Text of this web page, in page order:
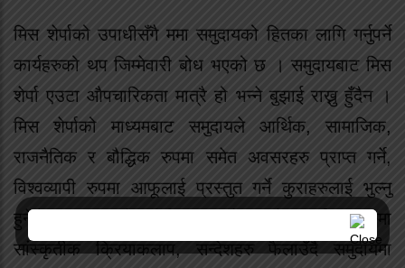
मिस शेर्पाको उपाधीसँगै ममा समुदायको हितका लागि गर्नुपर्ने
कार्यहरुको थप जिम्मेवारी बोध भएको छ । समुदायबाट मिस
शेर्पा एउटा औपचारिकता मात्रै हो भन्ने बुझाई राख्नु हुँदैन ।
मिस शेर्पाको माध्यमबाट समुदायले आर्थिक, सामाजिक,
राजनैतिक र बौद्धिक रुपमा समेत अवसरहरु प्राप्त गर्ने,
विश्वव्यापी रुपमा आफूलाई प्रस्तुत गर्ने कुराहरुलाई भुल्नु
हुनेछैन । त्यस्तै, विभिन्न ठाउँमा हुने कार्यक्रमहरुमा
सांस्कृतीक क्रियाकलाप, सन्देशहरु फैलाउँदै समुदायमा